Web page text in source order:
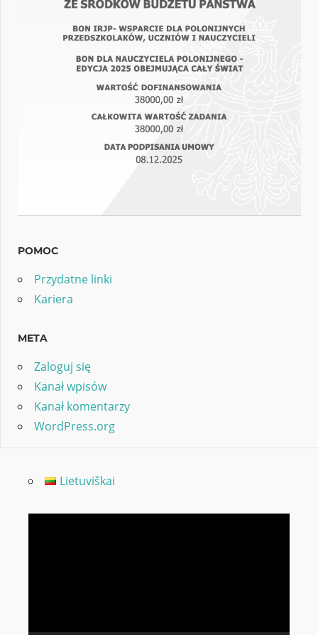
POMOC
Przydatne linki
Kariera
META
Zaloguj się
Kanał wpisów
Kanał komentarzy
WordPress.org
Lietuviškai